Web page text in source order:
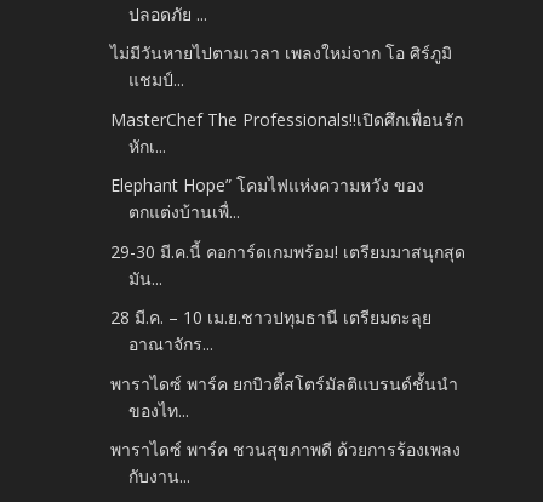
ปลอดภัย ...
ไม่มีวันหายไปตามเวลา เพลงใหม่จาก โอ ศิร์ภูมิ
แชมป์...
MasterChef The Professionals!!เปิดศึกเพื่อนรัก
หักเ...
Elephant Hope” โคมไฟแห่งความหวัง ของ
ตกแต่งบ้านเพื่...
29-30 มี.ค.นี้ คอการ์ดเกมพร้อม! เตรียมมาสนุกสุด
มัน...
28 มี.ค. – 10 เม.ย.ชาวปทุมธานี เตรียมตะลุย
อาณาจักร...
พาราไดซ์ พาร์ค ยกบิวตี้สโตร์มัลติแบรนด์ชั้นนำ
ของไท...
พาราไดซ์ พาร์ค ชวนสุขภาพดี ด้วยการร้องเพลง
กับงาน...